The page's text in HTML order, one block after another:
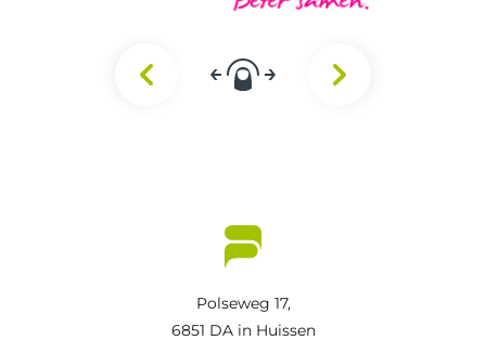
Polseweg 17,
6851 DA in Huissen